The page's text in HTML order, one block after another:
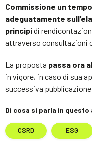
Commissione un
adeguatamente
principidi
attraverso consultazioni
La proposta passa ora
in vigore, in caso di sua
successiva
Di cosa si parla in
CSRD ESG